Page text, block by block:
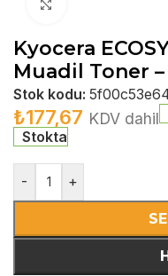
Kyocera
Muadil Toner –
Stok kodu:
₺177,67 KDV dahil
Stokta
- +